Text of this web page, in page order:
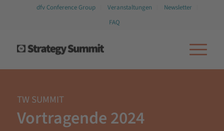
dfv Conference Group Veranstaltungen
Newsletter
FAQ
TW SUMMIT
Vortragende 2024